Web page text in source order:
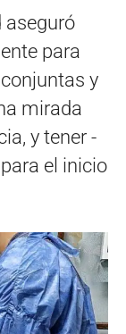
aseguró
para
y
mirada
y tener -
el inicio